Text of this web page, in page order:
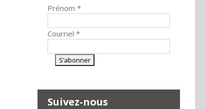
Prénom *
Courriel *
Suivez-nous